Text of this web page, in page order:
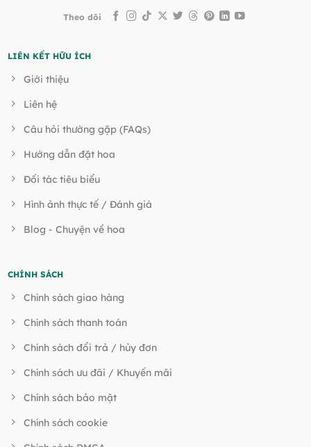
Theo dõi
LIÊN KẾT HỮU ÍCH
Giới thiệu
Liên hệ
Câu hỏi thường gặp (FAQs)
Hướng dẫn đặt hoa
Đối tác tiêu biểu
Hình ảnh thực tế / Đánh giá
Blog - Chuyện về hoa
CHÍNH SÁCH
Chính sách giao hàng
Chính sách thanh toán
Chính sách đổi trả / hủy đơn
Chính sách ưu đãi / Khuyến mãi
Chính sách bảo mật
Chính sách cookie